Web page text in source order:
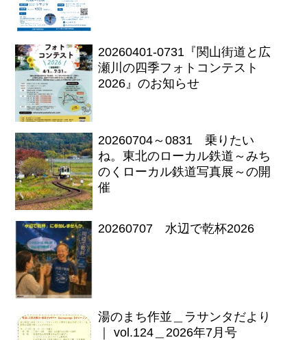
20260401-0731『関山街道と広
瀬川の四季フォトコンテスト
2026』のお知らせ
20260704～0831 乗りたい
ね。東北のローカル鉄道～みち
のくローカル鉄道写真展～の開
催
20260707 水辺で乾杯2026
湯のまち作並＿ラサンタだより
｜ vol.124＿2026年7月号